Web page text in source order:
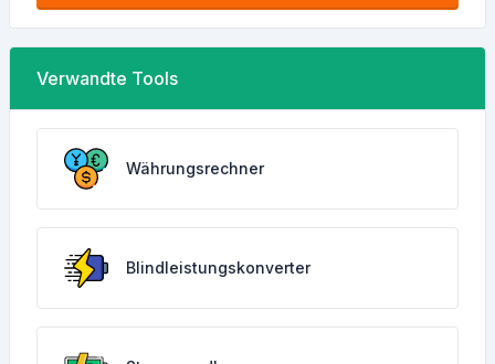
Verwandte Tools
Währungsrechner
Blindleistungskonverter